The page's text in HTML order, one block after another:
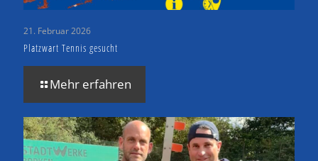
21. Februar 2026
Platzwart Tennis gesucht
Mehr erfahren